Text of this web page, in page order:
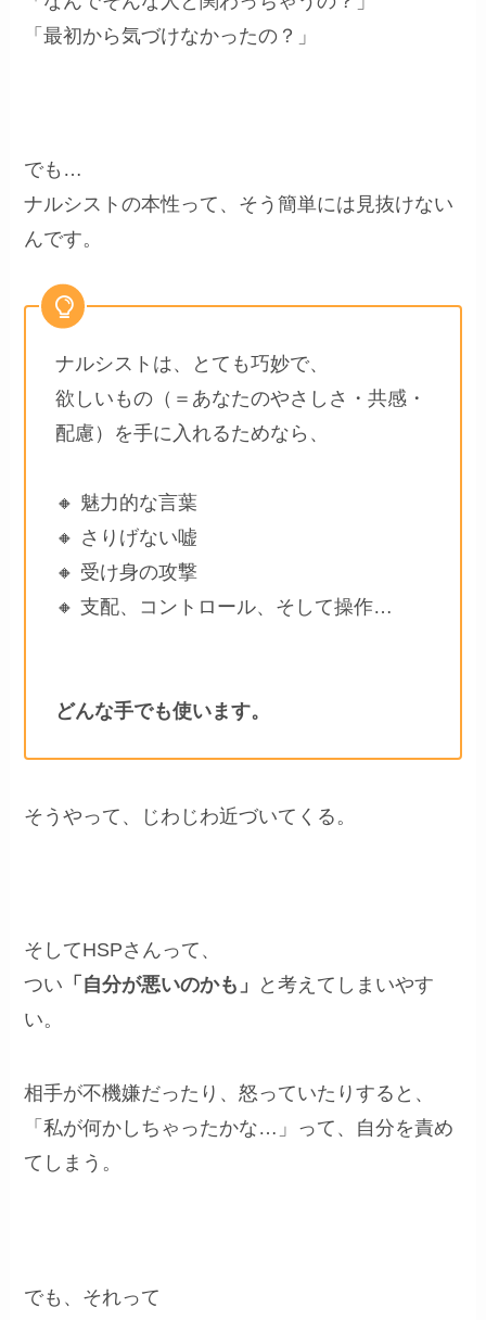
「最初から気づけなかったの？」
でも…
ナルシストの本性って、そう簡単には見抜けない
んです。
ナルシストは、とても巧妙で、
欲しいもの（＝あなたのやさしさ・共感・
配慮）を手に入れるためなら、
🔸 魅力的な言葉
🔸 さりげない嘘
🔸 受け身の攻撃
🔸 支配、コントロール、そして操作…
どんな手でも使います。
そうやって、じわじわ近づいてくる。
そしてHSPさんって、
つい 「自分が悪いのかも」
と考えてしまいやす
い。
相手が不機嫌だったり、怒っていたりすると、
「私が何かしちゃったかな…」って、自分を責め
てしまう。
でも、それって